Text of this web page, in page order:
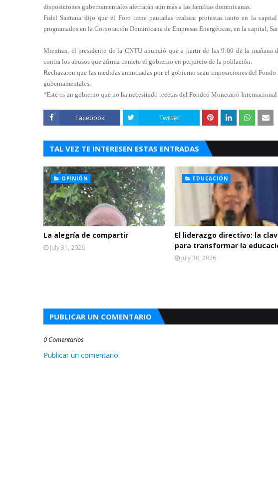
disposiciones gubernamentales afectarán aún más a las familias dominicanas.
Fidel Santana dijo que el Foro tiene pautadas realizar protestas tanto en la
programados en la Corporación Dominicana de Empresas Energéticas, en la capital,
Mientras, el presidente de la CNTU anunció que a partir de las 9:00 de la mañana
contra los abusos que afirma comete el gobierno en perjuicio de la población.
Rechazaron que las medidas anunciadas por el gobierno sean imposiciones del
gubernamentales.
“Este es un gobierno que no ha necesitado recetas del Fondeo Monetario
Facebook Twitter
TAL VEZ TE INTERESEN ESTAS ENTRADAS
OPINIÓN
La alegría de compartir
July 31, 2026
EDUCACIÓN
El liderazgo directivo: la
para transformar la
July 30, 2026
PUBLICAR UN COMENTARIO
0 Comentarios
Publicar un comentario